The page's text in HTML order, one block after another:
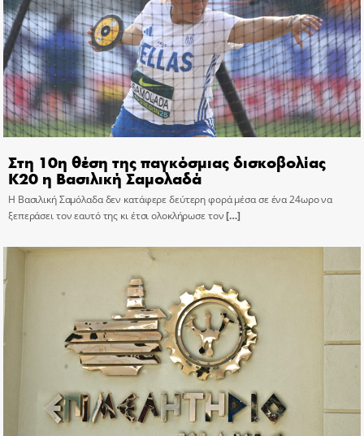
Στη 10η θέση της παγκόσμιας δισκοβολίας
Κ20 η Βασιλική Σαμολαδά
Η Βασιλική Σαμόλαδα δεν κατάφερε δεύτερη φορά μέσα σε ένα 24ωρο να
ξεπεράσει τον εαυτό της κι έτσι ολοκλήρωσε τον[…]